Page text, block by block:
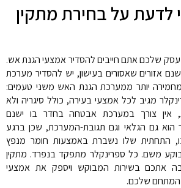
לדעת על בחירת מתקין
שלכם אתם חייבים להסדיר אמצעי הגנת אש.
אזורים שאסורים בעישון, יש להסדיר מערכת
יותר ממערכת הגנת האש משני טעמים:
מגיב לכל אמצעי בעירה, כולל סיגריה ולא
אין צורך במערכת אבטחה בחדר בו ישנם
הוא גם הגלאי וגם תגובת-המערכת, שכן ברגע
התחתית שלו נשברת באמצעות חומר מנפץ
משם. כל ספרינקלר מתפקד בנפרד. מתקין
אתכם בשירות המבוקש ויספק את אמצעי
המתחם שלכם.